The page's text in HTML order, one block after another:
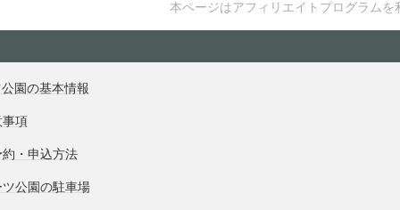
本ページはアフィリエイトプログラムを
園の基本情報
項
・申込方法
公園の駐車場